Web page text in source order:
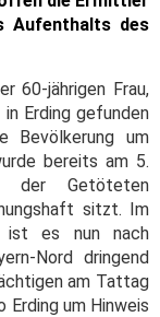
Aufenthalts des
60-jährigen Frau,
Erding gefunden
Bevölkerung um
bereits am 5.
der Getöteten
sitzt. Im
ist es nun nach
Nord dringend
am Tattag
um Hinweis